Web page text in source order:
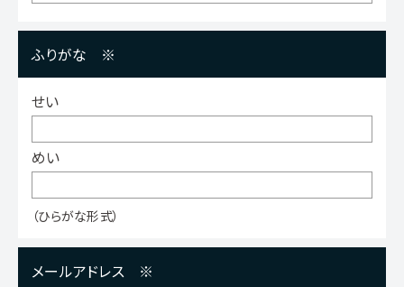
ふりがな ※
せい
めい
（ひらがな形式）
メールアドレス ※